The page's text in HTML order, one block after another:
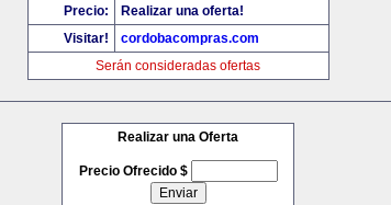
Precio:
Realizar una oferta!
Visitar!
cordobacompras.com
Serán consideradas ofertas
Realizar una Oferta
Precio Ofrecido $